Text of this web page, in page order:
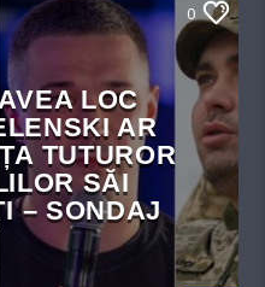
0
LOC
AR
TUTUROR
SĂI
– SONDAJ